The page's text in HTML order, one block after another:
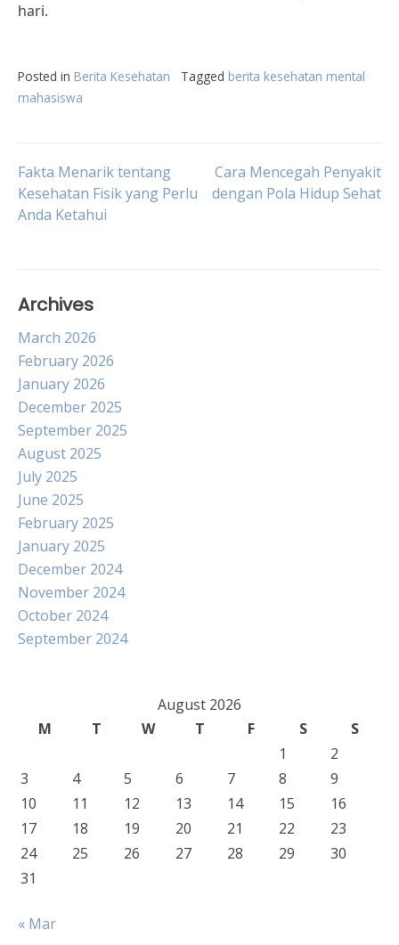
hari.
Posted in Berita Kesehatan Tagged berita kesehatan mental
mahasiswa
Post
navigation
Fakta Menarik tentang
Kesehatan Fisik yang Perlu
Anda Ketahui
Cara Mencegah Penyakit
dengan Pola Hidup Sehat
Archives
March 2026
February 2026
January 2026
December 2025
September 2025
August 2025
July 2025
June 2025
February 2025
January 2025
December 2024
November 2024
October 2024
September 2024
August 2026
M
T W T F S
S
1
2
3
4 5 6 7 8
9
10
11 12 13 14 15
16
17
18 19 20 21 22
23
24
25 26 27 28 29
30
31
« Mar